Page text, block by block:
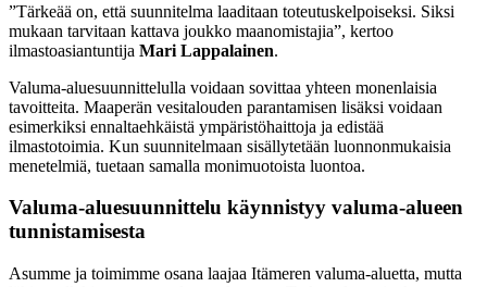
”Tärkeää on, että suunnitelma laaditaan toteutuskelpoiseksi. Siksi
mukaan tarvitaan kattava joukko maanomistajia”, kertoo
ilmastoasiantuntija Mari Lappalainen.
Valuma-aluesuunnittelulla voidaan sovittaa yhteen monenlaisia
tavoitteita. Maaperän vesitalouden parantamisen lisäksi voidaan
esimerkiksi ennaltaehkäistä ympäristöhaittoja ja edistää
ilmastotoimia. Kun suunnitelmaan sisällytetään luonnonmukaisia
menetelmiä, tuetaan samalla monimuotoista luontoa.
Valuma-aluesuunnittelu käynnistyy valuma-alueen
tunnistamisesta
Asumme ja toimimme osana laajaa Itämeren valuma-aluetta, mutta